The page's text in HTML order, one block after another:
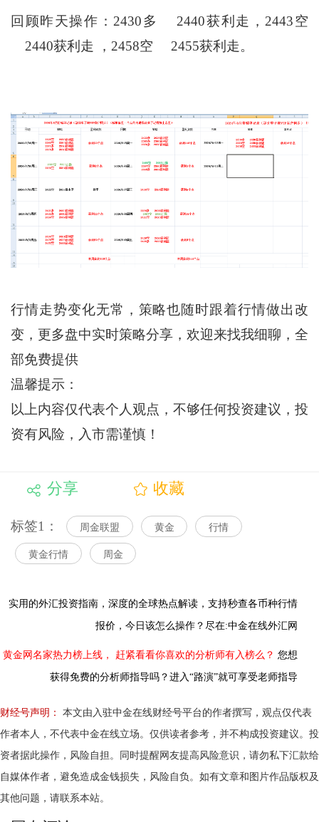
回顾昨天操作：2430多 2440获利走，2443空
2440获利走 ，2458空 2455获利走。
行情走势变化无常，策略也随时跟着行情做出改
变，更多盘中实时策略分享，欢迎来找我细聊，全
部免费提供
温馨提示：
以上内容仅代表个人观点，不够任何投资建议，投
资有风险，入市需谨慎！
分享 收藏
标签1： 周金联盟 黄金 行情
黄金行情 周金
实用的外汇投资指南， 深度的全球热点解读， 支持秒查各币种行情
报价，今日该怎么操作？尽在:中金在线外汇网
黄金网名家热力榜上线， 赶紧看看你喜欢的分析师有入榜么？ 您想
获得免费的分析师指导吗？进入“路演”就可享受老师指导
财经号声明：
本文由入驻中金在线财经号平台的作者撰写，观点仅代表
作者本人，不代表中金在线立场。仅供读者参考，并不构成投资建议。投
资者据此操作，风险自担。同时提醒网友提高风险意识，请勿私下汇款给
自媒体作者，避免造成金钱损失，风险自负。如有文章和图片作品版权及
其他问题，请联系本站。